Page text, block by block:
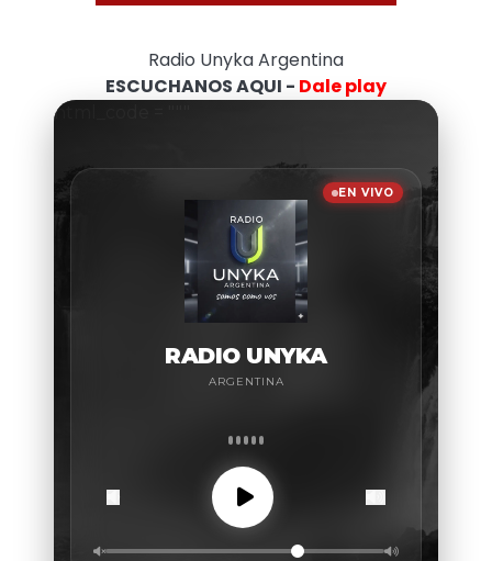
Radio Unyka Argentina
ESCUCHANOS AQUI - Dale play